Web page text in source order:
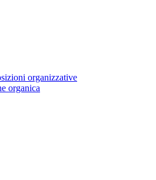
organizzative
organica